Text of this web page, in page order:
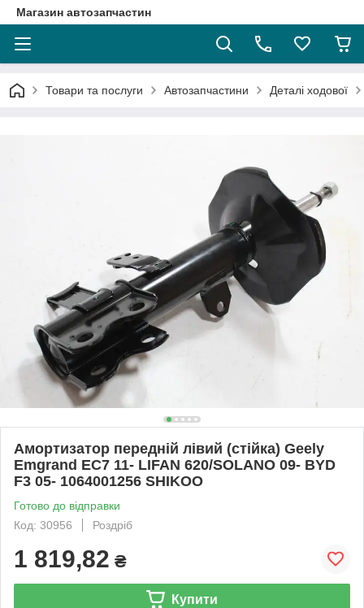
Магазин автозапчастин
Товари та послуги Автозапчастини Деталі ходової
Амортизатор передній лівий (стійка) Geely
Emgrand EC7 11- LIFAN 620/SOLANO 09- BYD
F3 05- 1064001256 SHIKOO
Готово до відправки
Код: 30956
Роздріб
1 819,82 ₴
Купити